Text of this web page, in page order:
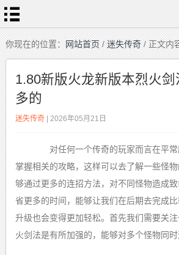
首
页
传
奇
私
服
变
态
传
奇
1.76
复
古
迷
失
传
奇
单
职
业
传
奇
你现在的位置：网站首页/迷失传奇/ 正文内
1.80新版火龙新版本烈火
多的
迷失传奇| 2026年05月21日
对任何一个传奇的玩家而言在平常
掌握相关的攻略，这样可以去了解一些怪
够通过更多的连招方法，对不同怪物造成
省更多的时间，能够让我们在后期去完成
升级也会变得更加轻松。首先我们需要关
火剑法是有所加强的，能够对多个怪物同时